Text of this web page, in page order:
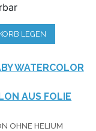
LEGEN
WATERCOLOR
AUS FOLIE
OHNE HELIUM